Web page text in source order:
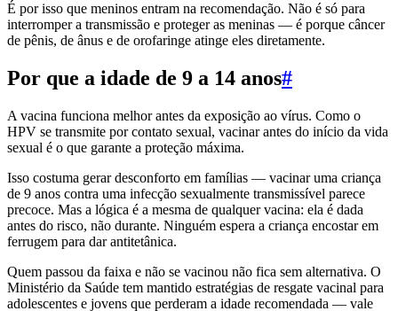
É por isso que meninos entram na recomendação. Não é só para
interromper a transmissão e proteger as meninas — é porque câncer
de pênis, de ânus e de orofaringe atinge eles diretamente.
Por que a idade de 9 a 14 anos#
A vacina funciona melhor antes da exposição ao vírus. Como o
HPV se transmite por contato sexual, vacinar antes do início da vida
sexual é o que garante a proteção máxima.
Isso costuma gerar desconforto em famílias — vacinar uma criança
de 9 anos contra uma infecção sexualmente transmissível parece
precoce. Mas a lógica é a mesma de qualquer vacina: ela é dada
antes do risco, não durante. Ninguém espera a criança encostar em
ferrugem para dar antitetânica.
Quem passou da faixa e não se vacinou não fica sem alternativa. O
Ministério da Saúde tem mantido estratégias de resgate vacinal para
adolescentes e jovens que perderam a idade recomendada — vale